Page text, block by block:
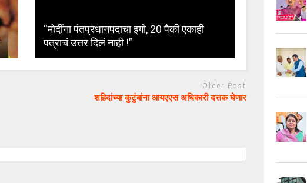
“मोदींना पंतप्रधानपदाचा इगो, 20 पैकी एकाही
पत्राचं उत्तर दिलं नाही !”
Older Post
शहिदांच्या कुटुंबांना आयएएस अधिकारी दत्तक घेणार